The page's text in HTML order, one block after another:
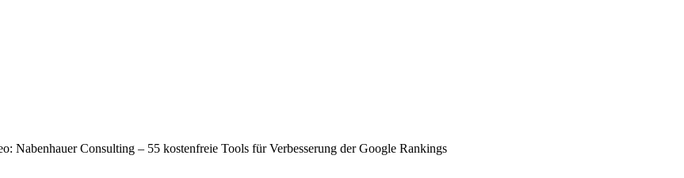
Nabenhauer Consulting – 55 kostenfreie Tools für Verbesserung der Google Rankings